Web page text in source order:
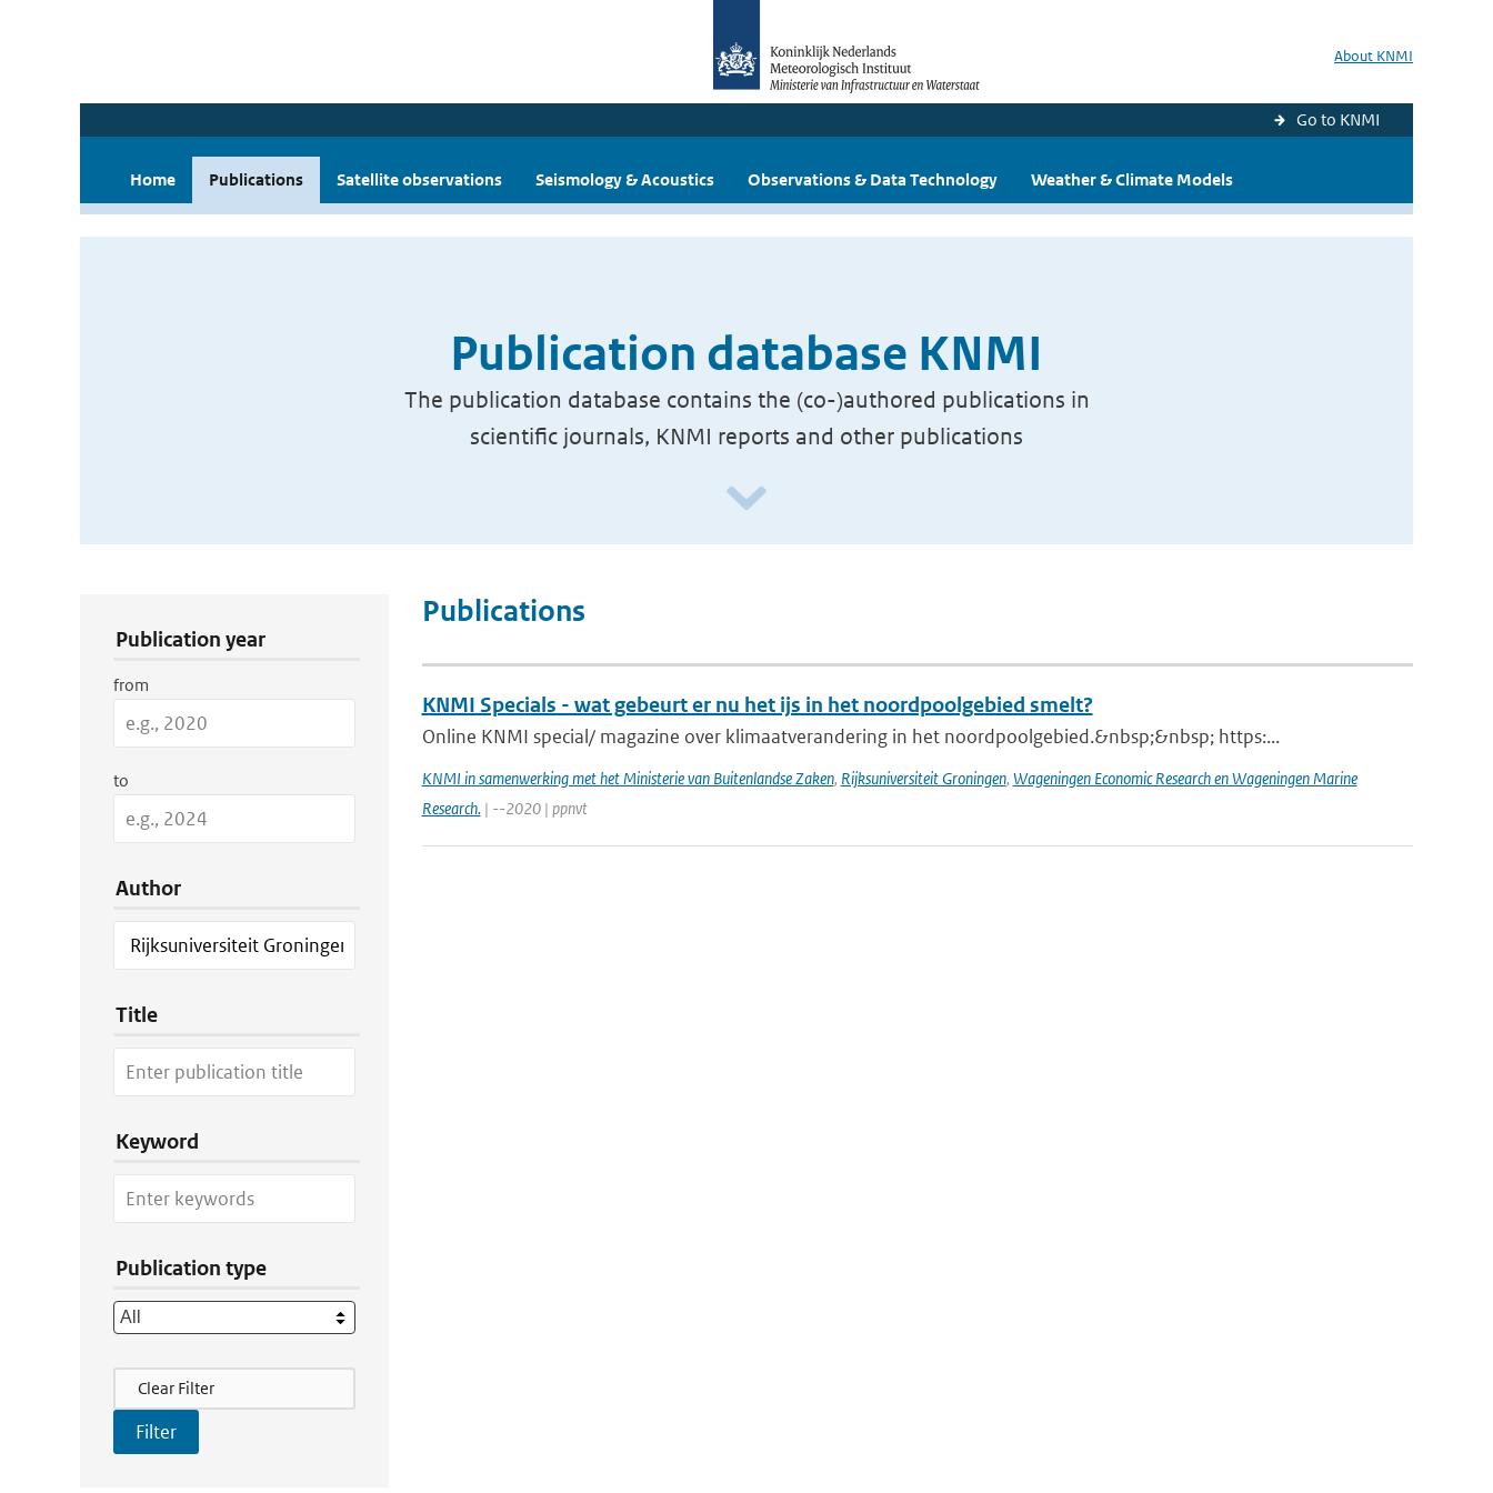
About KNMI
Go to KNMI
Home Publications Satellite observations Seismology & Acoustics Observations & Data Technology Weather & Climate Models
Publication database KNMI
The publication database contains the (co-)authored publications in
scientific journals, KNMI reports and other publications
Publication year
from
to
Author
Title
Keyword
Publication type
Filter Actions
Clear Filter
Publications
KNMI Specials - wat gebeurt er nu het ijs in het noordpoolgebied smelt?
Online KNMI special/ magazine over klimaatverandering in het noordpoolgebied.&nbsp;&nbsp; https:...
KNMI in samenwerking met het Ministerie van Buitenlandse Zaken, Rijksuniversiteit Groningen, Wageningen Economic Research en Wageningen Marine
Research.| --2020 | ppnvt